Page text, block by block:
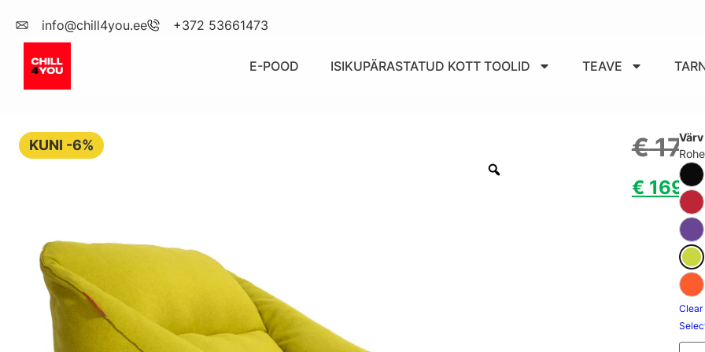
info@chill4you.ee +372 53661473
E-POOD ISIKUPÄRASTATUD KOTT TOOLID TEAVE
KUNI -6% €
€ 169.00
Värv
Clear